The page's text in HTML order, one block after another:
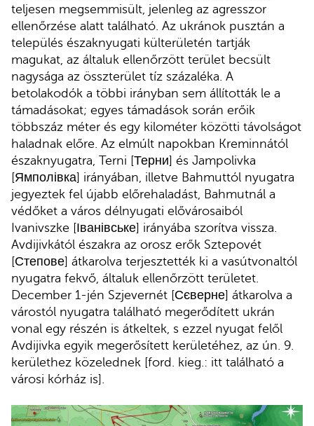
teljesen megsemmisült, jelenleg az agresszor
ellenőrzése alatt található. Az ukránok pusztán a
település északnyugati külterületén tartják
magukat, az általuk ellenőrzött terület becsült
nagysága az összterület tíz százaléka. A
betolakodók a többi irányban sem állították le a
támadásokat; egyes támadások során erőik
többszáz méter és egy kilométer közötti távolságot
haladnak előre. Az elmúlt napokban Kreminnától
északnyugatra, Terni [Терни] és Jampolivka
[Ямполівка] irányában, illetve Bahmuttól nyugatra
jegyeztek fel újabb előrehaladást, Bahmutnál a
védőket a város délnyugati elővárosaiból
Ivanivszke [Іванівське] irányába szorítva vissza.
Avdijivkától északra az orosz erők Sztepovét
[Степове] átkarolva terjesztették ki a vasútvonaltól
nyugatra fekvő, általuk ellenőrzött területet.
December 1-jén Szjevernét [Сєверне] átkarolva a
várostól nyugatra található megerődített ukrán
vonal egy részén is átkeltek, s ezzel nyugat felől
Avdijivka egyik megerősített kerületéhez, az ún. 9.
kerülethez közelednek [ford. kieg.: itt található a
városi kórház is].